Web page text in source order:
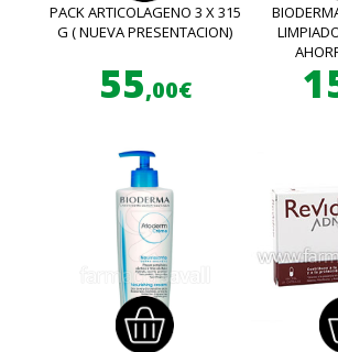
PACK ARTICOLAGENO 3 X 315
G ( NUEVA PRESENTACION)
55,00€